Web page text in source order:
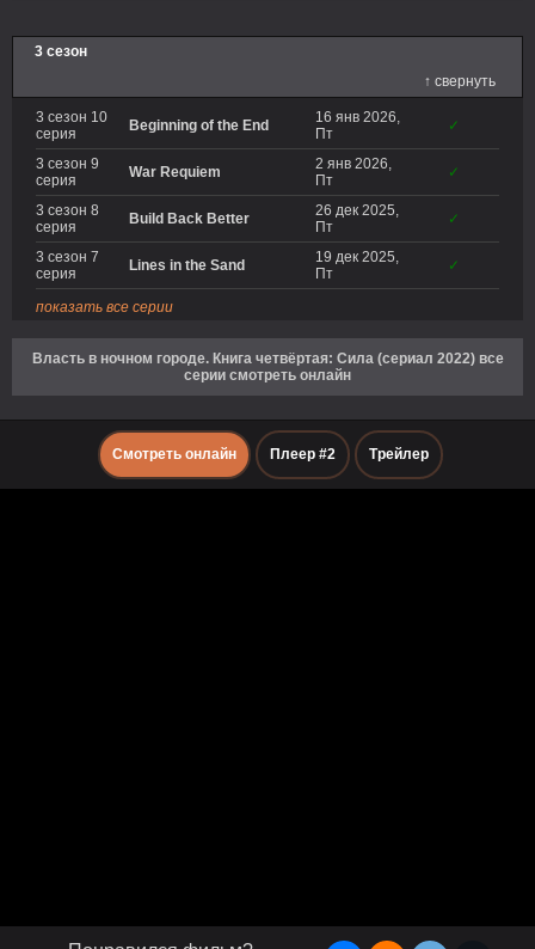
3 сезон
↑ свернуть
3 сезон 10
серия
Beginning of the End
16 янв 2026,
Пт
✓
3 сезон 9
серия
War Requiem
2 янв 2026,
Пт
✓
3 сезон 8
серия
Build Back Better
26 дек 2025,
Пт
✓
3 сезон 7
серия
Lines in the Sand
19 дек 2025,
Пт
✓
показать все серии
Власть в ночном городе. Книга четвёртая: Сила (сериал 2022) все
серии смотреть онлайн
Смотреть онлайн Плеер #2 Трейлер